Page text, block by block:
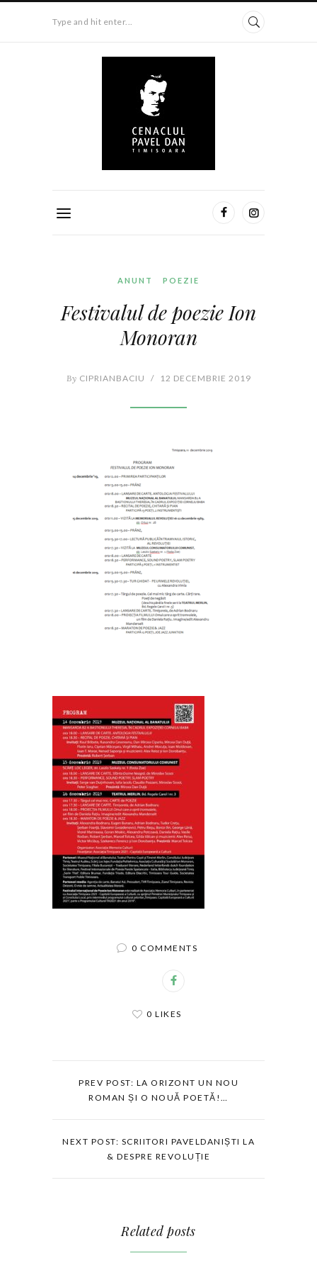
Type and hit enter...
ANUNT POEZIE
Festivalul de poezie Ion
Monoran
By CIPRIANBACIU / 12 DECEMBRIE 2019
0 COMMENTS
0 LIKES
PREV POST: LA ORIZONT UN NOU
ROMAN ȘI O NOUĂ POETĂ!…
NEXT POST: SCRIITORI PAVELDANIȘTI LA
& DESPRE REVOLUȚIE
Related posts